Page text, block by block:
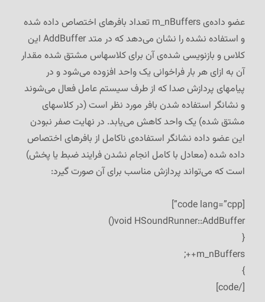
عضو داده‌ی m_nBuffers تعداد بافرهای اختصاص داده شده
و استفاده نشده را نشان می‌دهد که در متد AddBuffer این
کلاس و بازنویسی شده‌ی آن برای کلاسهاس مشتق شده مقدار
آن به ازای هر بار فراخوانی یک واحد افزوده می‌شود و در
پیامهای پردازش صدا که از طرف سیستم عامل فعال می‌شوند
و نشانگر استفاده شدن بافر مورد نظر است (در کلاسهای
مشتق شده) یک واحد کاهش می‌یابد. در نهایت صفر نبودن
این عضو داده نشانگر استفاده‌ی ناکامل از بافرهای اختصاص
داده شده (معادل با کامل انجام نشدن فرایند ضبط یا پخش)
است که می‌تواند پردازش مناسب برای آن صورت گیرد:
[code lang=”cpp”]
void HSoundRunner::AddBuffer()
{
m_nBuffers++;
}
[/code]